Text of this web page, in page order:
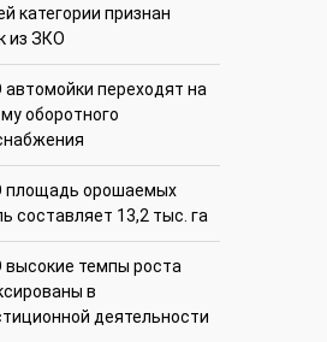
категории признан
из ЗКО
автомойки переходят на
оборотного
площадь орошаемых
составляет 13,2 тыс. га
высокие темпы роста
в
деятельности